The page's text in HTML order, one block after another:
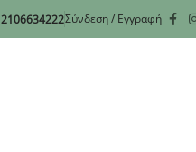
2106634222Σύνδεση / Εγγραφή